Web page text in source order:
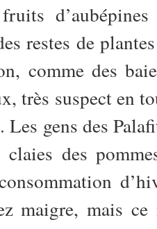
restes de
comme des
très suspect en
Les gens des
des
maigre, mais ce